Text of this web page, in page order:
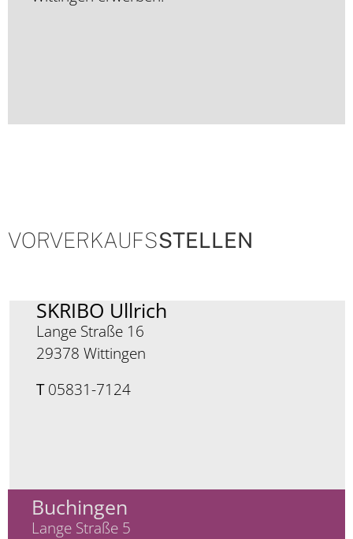
VORVERKAUFSSTELLEN
SKRIBO Ullrich
Lange Straße 16
29378 Wittingen
T05831-7124
Buchingen
Lange Straße 5